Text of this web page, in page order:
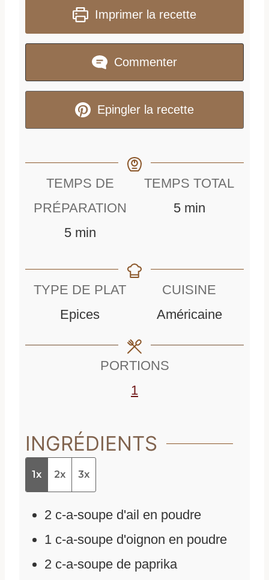
Imprimer la recette
Commenter
Epingler la recette
TEMPS DE
PRÉPARATION
5m
n
u
min
TEMPS TOTAL
5m
u
t
min
TYPE DE PLAT
Epices
CUISINE
Américaine
PORTIONS
1
INGRÉDIENTS
1x 2x 3x
2 c-a-soupe d'ail en poudre
1 c-a-soupe d'oignon en poudre
2 c-a-soupe de paprika